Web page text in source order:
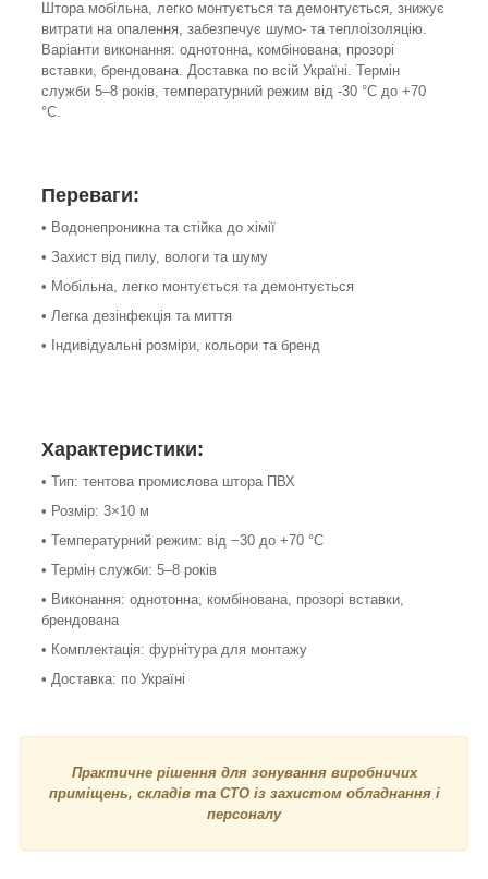
Штора мобільна, легко монтується та демонтується, знижує
витрати на опалення, забезпечує шумо- та теплоізоляцію.
Варіанти виконання: однотонна, комбінована, прозорі
вставки, брендована. Доставка по всій Україні. Термін
служби 5–8 років, температурний режим від -30 °C до +70
°C.
Переваги:
• Водонепроникна та стійка до хімії
• Захист від пилу, вологи та шуму
• Мобільна, легко монтується та демонтується
• Легка дезінфекція та миття
• Індивідуальні розміри, кольори та бренд
Характеристики:
• Тип: тентова промислова штора ПВХ
• Розмір: 3×10 м
• Температурний режим: від −30 до +70 °С
• Термін служби: 5–8 років
• Виконання: однотонна, комбінована, прозорі вставки,
брендована
• Комплектація: фурнітура для монтажу
• Доставка: по Україні
Практичне рішення для зонування виробничих
приміщень, складів та СТО із захистом обладнання і
персоналу